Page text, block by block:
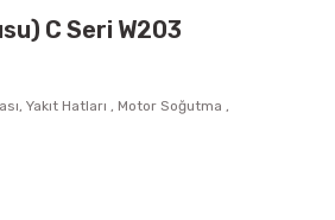
C Seri W203
Yakıt Hatları , Motor Soğutma ,